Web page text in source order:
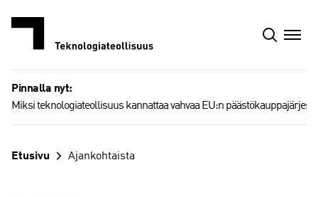
Pinnalla nyt:
Miksi teknologiateollisuus kannattaa vahvaa EU:n
Etusivu Ajankohtaista